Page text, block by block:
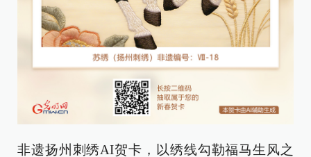
非遗扬州刺绣AI贺卡，以绣线勾勒福马生风之